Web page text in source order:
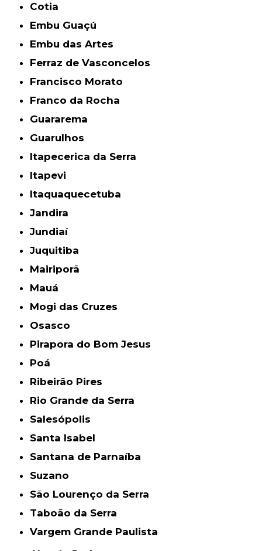
Cotia
Embu Guaçú
Embu das Artes
Ferraz de Vasconcelos
Francisco Morato
Franco da Rocha
Guararema
Guarulhos
Itapecerica da Serra
Itapevi
Itaquaquecetuba
Jandira
Jundiaí
Juquitiba
Mairiporã
Mauá
Mogi das Cruzes
Osasco
Pirapora do Bom Jesus
Poá
Ribeirão Pires
Rio Grande da Serra
Salesópolis
Santa Isabel
Santana de Parnaíba
Suzano
São Lourenço da Serra
Taboão da Serra
Vargem Grande Paulista